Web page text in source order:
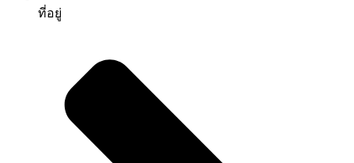
ที่อยู่